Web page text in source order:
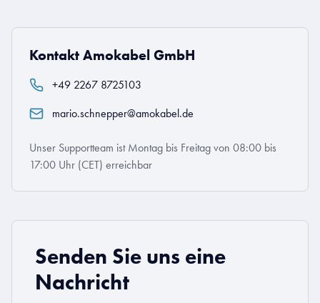
Kontakt Amokabel GmbH
+49 2267 8725103
mario.schnepper@amokabel.de
Unser Supportteam ist Montag bis Freitag von 08:00 bis
17:00 Uhr (CET) erreichbar
Senden Sie uns eine
Nachricht